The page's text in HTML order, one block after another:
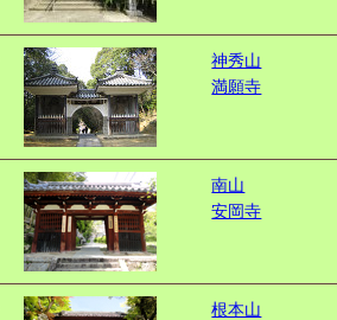
神秀山
満願寺
南山
安岡寺
根本山